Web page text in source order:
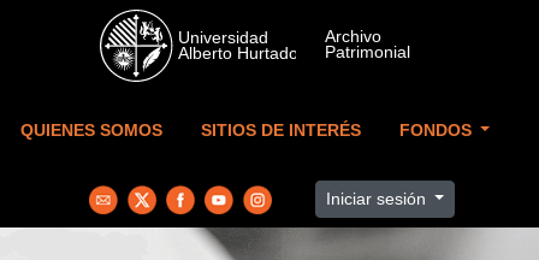
Skip to main content
QUIENES SOMOS SITIOS DE INTERÉS FONDOS
Iniciar sesión